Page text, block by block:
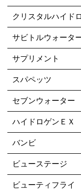
クリスタルハイド
サビトルウォータ
サプリメント
スパペッツ
セブンウォーター
ハイドロゲンＥＸ
バンビ
ビューステージ
ビューティフライ